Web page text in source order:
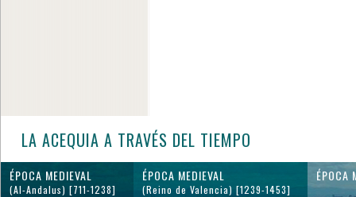
LA ACEQUIA A TRAVÉS DEL TIEMPO
ÉPOCA MEDIEVAL
(Al-Andalus) [711-1238]
ÉPOCA MEDIEVAL
(Reino de Valencia) [1239-1453]
ÉPOCA